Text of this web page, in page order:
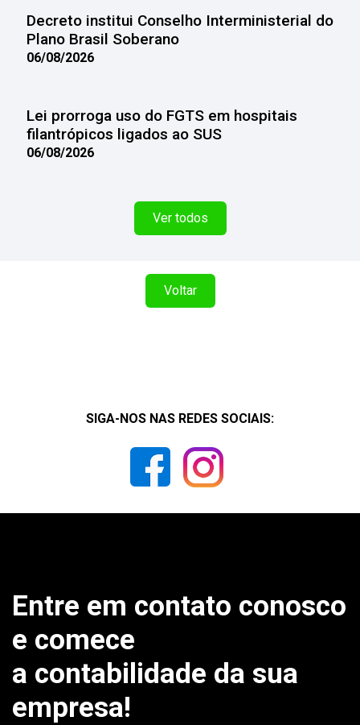
Decreto institui Conselho Interministerial do
Plano Brasil Soberano
06/08/2026
Lei prorroga uso do FGTS em hospitais
filantrópicos ligados ao SUS
06/08/2026
Ver todos
Voltar
SIGA-NOS NAS REDES SOCIAIS:
Entre em contato conosco
e comece
a contabilidade da sua
empresa!